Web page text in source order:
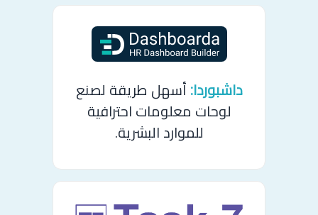
داشبوردا: أسهل طريقة لصنع
لوحات معلومات احترافية
للموارد البشرية.